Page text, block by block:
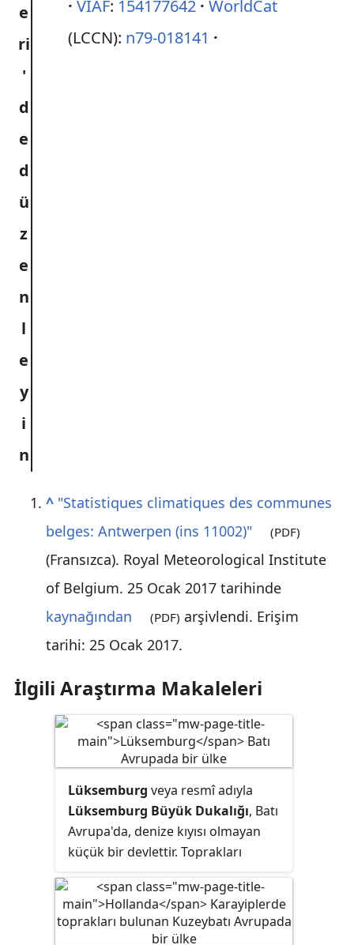
VIAF: 154177642 WorldCat
(LCCN): n79-018141
^ "Statistiques climatiques des communes
belges: Antwerpen (ins 11002)"
(PDF)
(Fransızca). Royal Meteorological Institute
of Belgium. 25 Ocak 2017 tarihinde
kaynağından
(PDF) arşivlendi. Erişim
tarihi: 25 Ocak2017.
İlgili Araştırma Makaleleri
Lüksemburg veya resmî adıyla
Lüksemburg Büyük Dukalığı, Batı
Avrupa'da, denize kıyısı olmayan
küçük bir devlettir. Toprakları
çevrelenmiştir. Başkenti ve en
büyük şehri, ülkeyle aynı adı taşıyan
Lüksemburg'dur. Yüzölçümü